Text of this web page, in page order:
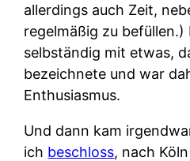
allerdings auch Zeit,
regelmäßig zu
selbständig mit etwas,
bezeichnete und war
Enthusiasmus.
Und dann kam
ich beschloss, nach